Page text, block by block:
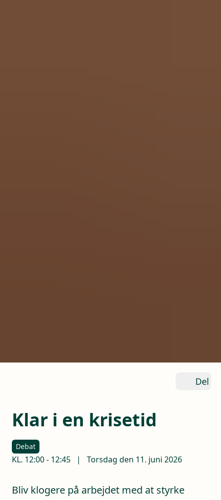
Del
Klar i en krisetid
Debat
KL. 12:00- 12:45 | Torsdag den 11. juni 2026
Bliv klogere på arbejdet med at styrke